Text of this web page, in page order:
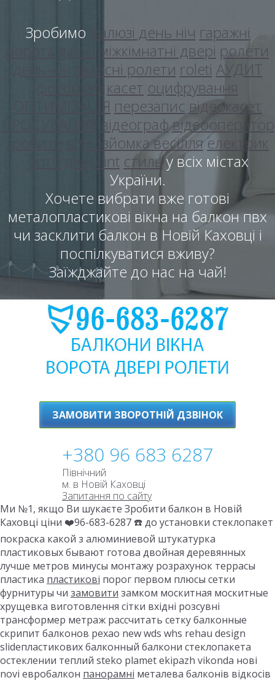
Зробимо жалюзі день ніч гаражні
galuzi міжкімнатні двері ролети
захисні ролети roleti АУДИТ
фотограф касет оцифрування
ОПТИМІЗАЦІЯ перезапис відеокасет
ПРОСУВАННЯ
відеограф відеооператор
відеозйомка весілля електрик
дім print стильу всіх містах
України.
Хочете вибрати вже готові
металопластикові вікна на балкон пвх
чи засклити балкон в Новій Каховці і
поспілкуватися вживу?
Заїжджайте до нас на чай!
ЗАМОВИТИ ЗВОРОТНІЙ ДЗВІНОК
+380 96 683 6287
Північний
м. в Новій Каховці
Запитання по сайту
Ми №1, якщо Ви шукаєте Зробити балкон в Новій
Каховці ціни ❤️96-683-6287 ☎️ до установки стеклопакет
покраска какой з алюминиевой штукатурка
пластиковых бывают готова двойная деревянных
лучше метров минусы монтажу розрахунок террасы
пластика пластикові порог первом плюсы сетки
фурнитуры чи замовити замком москитная москитные
хрущевка виготовлення сітки вхідні розсувні
трансформер метраж рассчитать сетку балконные
скрипит балконов рехао new wds whs rehau design
slideпластикових балконный балкони стеклопакета
остеклении теплий steko plamet ekipazh vikonda нові
novi евробалкон панорамні металева балконів відкосів